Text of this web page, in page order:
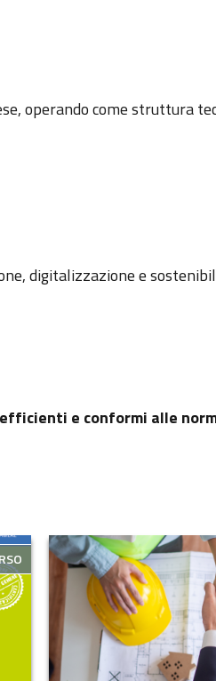
operando come struttura
digitalizzazione e
e conformi alle